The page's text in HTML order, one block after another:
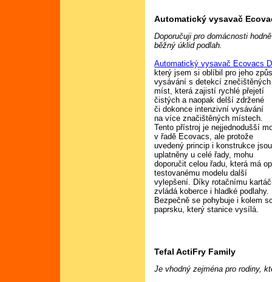
Automatický vysavač
Doporučuji pro domácnosti
běžný úklid podlah.
Automatický vysavač Ecovacs
který jsem si oblíbil pro jeho
vysávání s detekcí znečištěných
míst, která zajistí rychlé přejetí
čistých a naopak delší zdržené
či dokonce intenzivní vysávání
na více značištěných místech.
Tento přístroj je nejjednodušší
v řadě Ecovacs, ale protože
uvedený princip i konstrukce jsou
uplatněny u celé řady, mohu
doporučit celou řadu, která má
testovanému modelu další
vylepšení. Díky rotačnímu
zvládá koberce i hladké podlahy.
Bezpečně se pohybuje i kolem
paprsku, který stanice vysílá.
Tefal ActiFry Family
Je vhodný zejména pro rodiny,